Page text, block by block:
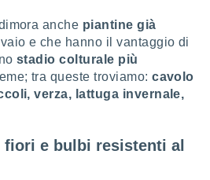
anche piantine già
e che hanno il vantaggio di
stadio colturale più
tra queste troviamo:cavolo
verza, lattuga invernale,
e bulbi resistenti al